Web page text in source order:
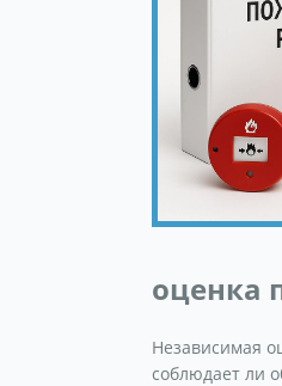
оценка
Независимая
соблюдает ли